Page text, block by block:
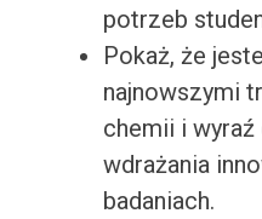
potrzeb
Pokaż, że
najnowszymi
chemii i
wdrażania
badaniach.